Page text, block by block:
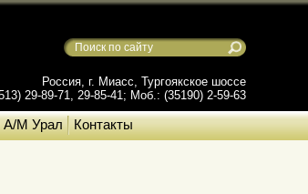
Россия, г. Миасс, Тургоякское шоссе
29-89-71, 29-85-41; Моб.: (35190) 2-59-63
А/М Урал Контакты